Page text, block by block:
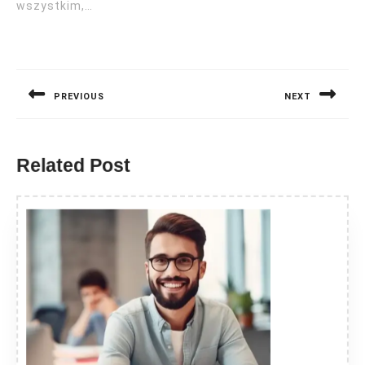
wszystkim,…
PREVIOUS NEXT
Related Post